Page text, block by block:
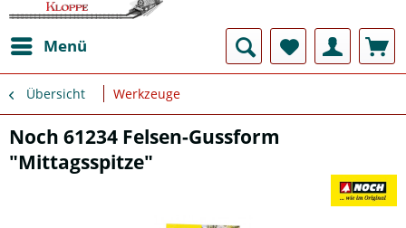
Menü
Übersicht Werkzeuge
Noch 61234 Felsen-Gussform
"Mittagsspitze"